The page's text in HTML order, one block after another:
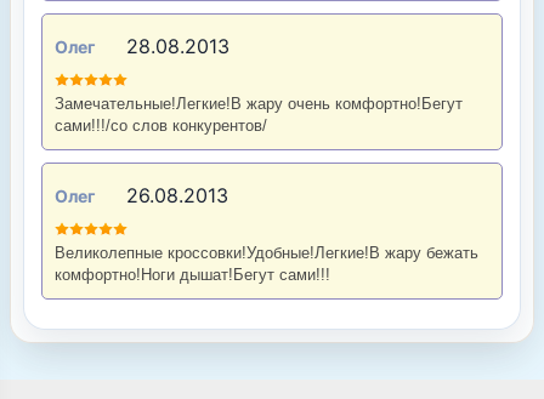
Олег 28.08.2013
Замечательные!Легкие!В жару очень комфортно!Бегут
сами!!!/со слов конкурентов/
Олег 26.08.2013
Великолепные кроссовки!Удобные!Легкие!В жару бежать
комфортно!Ноги дышат!Бегут сами!!!